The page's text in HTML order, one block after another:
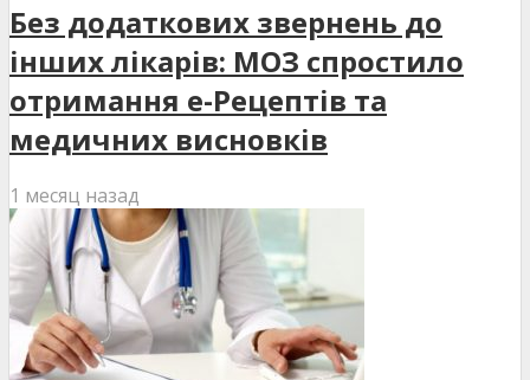
Без додаткових звернень до
інших лікарів: МОЗ спростило
отримання е-Рецептів та
медичних висновків
1 месяц назад